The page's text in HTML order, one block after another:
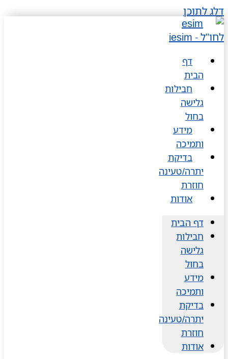
דלג לתוכן
דף
הבית
חבילות
גלישה
בחול
מידע
ותמיכה
בדיקת
יתרה/טעינה
חוזרת
אודות
דף הבית
חבילות
גלישה
בחול
מידע
ותמיכה
בדיקת
יתרה/טעינה
חוזרת
אודות